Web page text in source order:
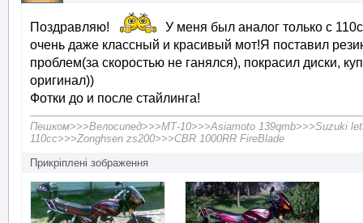
Поздравляю!
У меня был аналог только с
очень даже классный и красивый мот!Я поставил
проблем(за скоростью не ганялся), покрасил диски,
оригинал))
Фотки до и после стайлинга!
Пешком>>>Велосипед>>>МТ-10>>>Asiamoto 139qmb>>>Suzuki
110cc>>>Zonghsen zs200>>>CBR 1000RR FireBlade
Прикріплені зображення